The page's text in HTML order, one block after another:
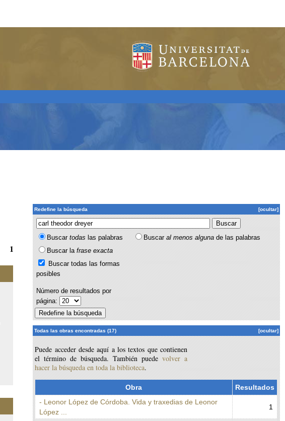
1
[ocultar]
Redefine la búsqueda
Buscartodaslas palabras Buscaral menos algunade las palabras
Buscar lafrase exacta
Buscar todas las formas
posibles
Número de resultados por
página:
[ocultar]
Todas las obras encontradas (17)
Puede acceder desde aquí a los textos que contienen
el término de búsqueda. También puedevolver a
hacer la búsqueda en toda la biblioteca.
Obra
Resultados
- Leonor López de Córdoba. Vida y traxedias de Leonor
López ...
1